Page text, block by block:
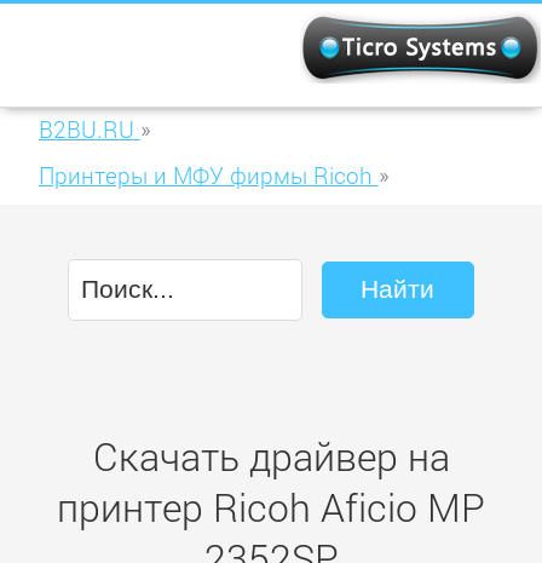
B2BU.RU »
Принтеры и МФУ фирмы Ricoh »
Скачать драйвер на
принтер Ricoh Aficio MP